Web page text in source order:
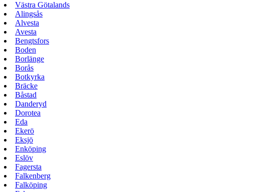
Västra Götalands
Alingsås
Alvesta
Avesta
Bengtsfors
Boden
Borlänge
Borås
Botkyrka
Bräcke
Båstad
Danderyd
Dorotea
Eda
Ekerö
Eksjö
Enköping
Eslöv
Fagersta
Falkenberg
Falköping